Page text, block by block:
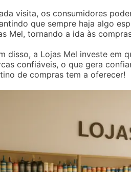
visita, os consumidores
que sempre haja algo
Mel, tornando a ida às
disso, a Lojas Mel investe em
confiáveis, o que gera
de compras tem a oferecer!